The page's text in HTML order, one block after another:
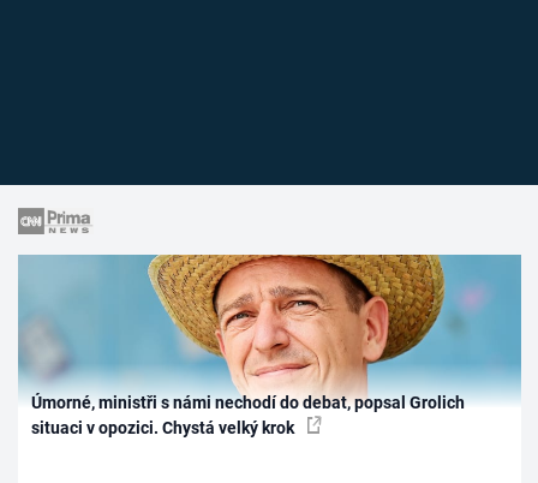
Úmorné, ministři s námi nechodí do debat, popsal Grolich
situaci v opozici. Chystá velký krok